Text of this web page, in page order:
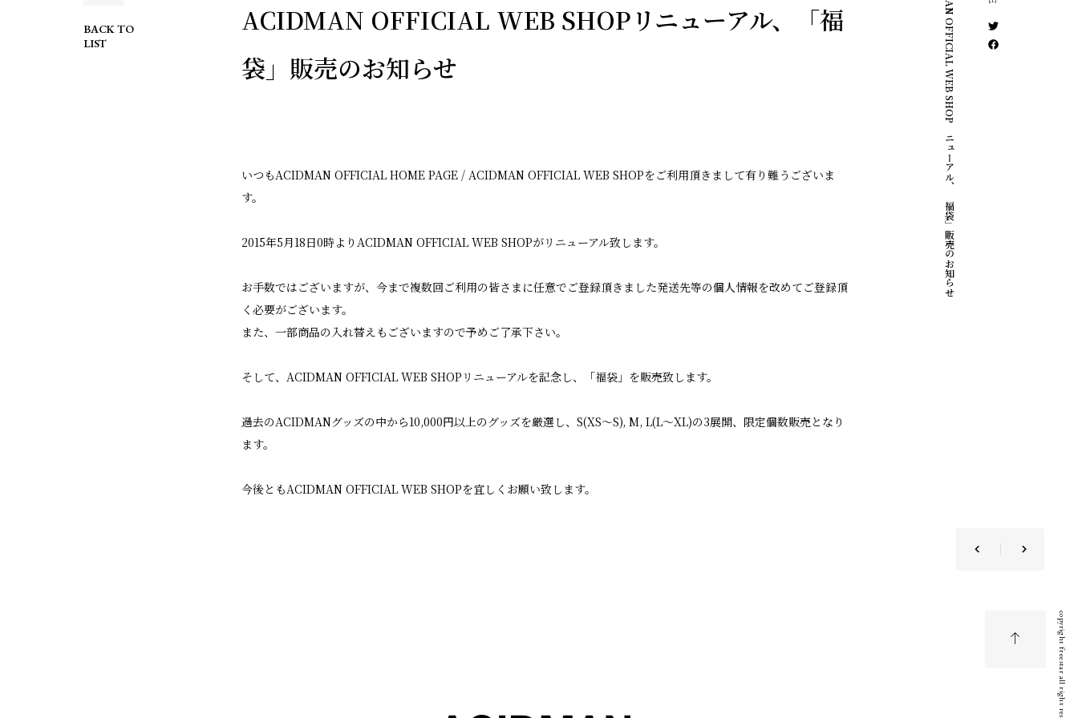
BACK TO
LIST
ACIDMAN OFFICIAL WEB SHOPリニューアル、「福
袋」販売のお知らせ
いつもACIDMAN OFFICIAL HOME PAGE / ACIDMAN OFFICIAL WEB SHOPをご利用頂きまして有り難うございま
す。
2015年5月18日0時よりACIDMAN OFFICIAL WEB SHOPがリニューアル致します。
お手数ではございますが、今まで複数回ご利用の皆さまに任意でご登録頂きました発送先等の個人情報を改めてご登録頂
く必要がございます。
また、一部商品の入れ替えもございますので予めご了承下さい。
そして、ACIDMAN OFFICIAL WEB SHOPリニューアルを記念し、「福袋」を販売致します。
過去のACIDMANグッズの中から10,000円以上のグッズを厳選し、S(XS〜S), M, L(L〜XL)の3展開、限定個数販売となり
ます。
今後ともACIDMAN OFFICIAL WEB SHOPを宜しくお願い致します。
ACIDMAN OFFICIAL WEB SHOPリニューアル、「福袋」販売のお知らせ
copyright freestar all right reserved